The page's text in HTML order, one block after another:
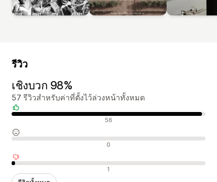
รีวิว
เชิงบวก 98%
57 รีวิวสำหรับค่าที่ตั้งไว้ล่วงหน้าทั้งหมด
รีวิวเชิงบวก 56
รีวิวที่เป็นกลาง 0
รีวิวเชิงลบ 1